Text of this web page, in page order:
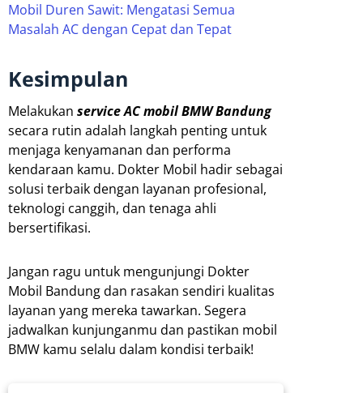
Mobil Duren Sawit: Mengatasi Semua
Masalah AC dengan Cepat dan Tepat
Kesimpulan
Melakukan service AC mobil BMW Bandung
secara rutin adalah langkah penting untuk
menjaga kenyamanan dan performa
kendaraan kamu. Dokter Mobil hadir sebagai
solusi terbaik dengan layanan profesional,
teknologi canggih, dan tenaga ahli
bersertifikasi.
Jangan ragu untuk mengunjungi Dokter
Mobil Bandung dan rasakan sendiri kualitas
layanan yang mereka tawarkan. Segera
jadwalkan kunjunganmu dan pastikan mobil
BMW kamu selalu dalam kondisi terbaik!